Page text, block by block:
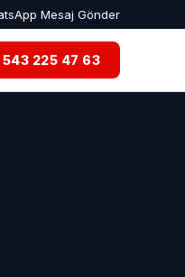
Mesaj Gönder
225 47 63